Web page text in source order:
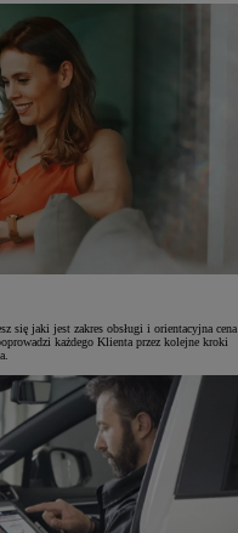
się jaki jest zakres obsługi i orientacyjna cena
każdego Klienta przez kolejne kroki